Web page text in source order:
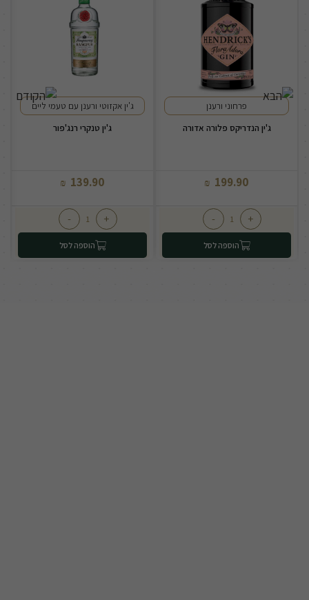
פרחוני ורענן
ג'ין הנדריקס פלורה אדורה
199.90
₪
+
-
הוספה לסל
ג'ין אקזוטי ורענן עם טעמי ליים
ג'ין טנקרי רנג'פור
139.90
₪
+
-
הוספה לסל